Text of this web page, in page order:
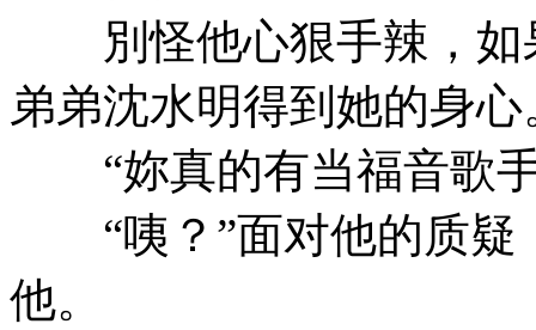
別怪他心狠手辣，如
弟弟沈水明得到她的身心
“妳真的有当福音歌手
“咦？”面对他的质疑
他。